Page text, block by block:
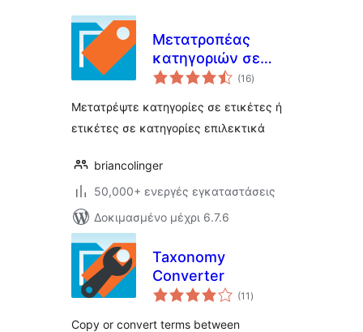
Μετατροπέας
κατηγοριών σε
ετικέττες
(16αξιολογήσεις
σύνολο
)
Μετατρέψτε κατηγορίες σε ετικέτες ή
ετικέτες σε κατηγορίες επιλεκτικά
briancolinger
50,000+ ενεργές εγκαταστάσεις
Δοκιμασμένο μέχρι 6.7.6
Taxonomy
Converter
(11 αξιολογήσεις
σύνολο
)
Copy or convert terms between